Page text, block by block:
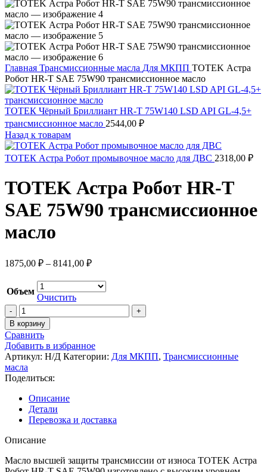
Главная Трансмиссионные масла Для МКПП TOTEK Астра
Робот HR-T SAE 75W90 трансмиссионное масло
ТОТЕК Чёрный Бриллиант HR-T 75W140 LSD API GL-4,5+
трансмиссионное масло 2544,00 ₽
Назад к товарам
ТОТЕК Астра Робот промывочное масло для ДВС 2318,00 ₽
TOTEK Астра Робот HR-T
SAE 75W90 трансмиссионное
масло
1875,00 ₽ – 8141,00 ₽Диапазон
1875,00 ₽
–
8141,00 ₽
Объем
Очистить
Количество
товара
TOTEK
Астра
Робот
HR-
T
SAE
75W90
трансмиссионное
масло
В корзину
Сравнить
Добавить в избранное
Артикул: Н/Д Категории: Для МКПП, Трансмиссионные
масла
Поделиться:
Описание
Детали
Перевозка и доставка
Описание
Масло высшей защиты трансмиссии от износа TOTEK Астра